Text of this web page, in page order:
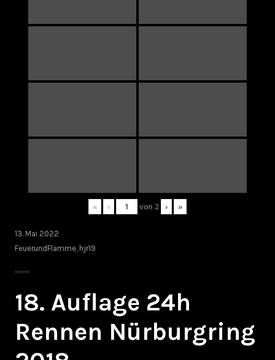
« ‹ von 2 › »
13. Mai 2022
FeuerundFlamme hjr19
18. Auflage 24h
Rennen Nürburgring